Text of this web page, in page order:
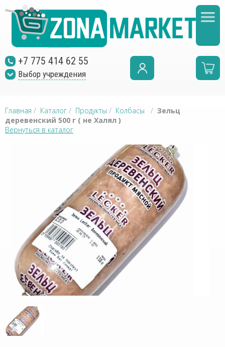
+7 775 414 62 55
Выбор учреждения
Главная / Каталог / Продукты / Колбасы / Зельц
деревенский 500 г ( не Халял )
Вернуться в каталог